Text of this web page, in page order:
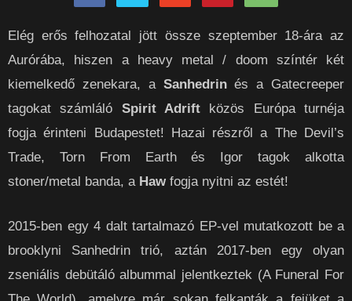
Elég erős felhozatal jött össze szeptember 18-ára az
Aurórába, hiszen a heavy metal / doom színtér két
kiemelkedő zenekara, a Sanhedrinés a Gatecreeper
tagokat számláló Spirit Adrift közös Európa turnéja
fogja érinteni Budapestet! Hazai részről a The Devil’s
Trade, Torn From Earth és Igor tagok alkotta
stoner/metal banda, a Haw fogja nyitni az estét!
2015-ben egy 4 dalt tartalmazó EP-vel mutatkozott be a
brooklyni Sanhedrin trió, aztán 2017-ben egy olyan
zseniális debütáló albummal jelentkeztek (A Funeral For